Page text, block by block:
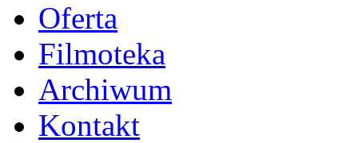
Oferta
Filmoteka
Archiwum
Kontakt